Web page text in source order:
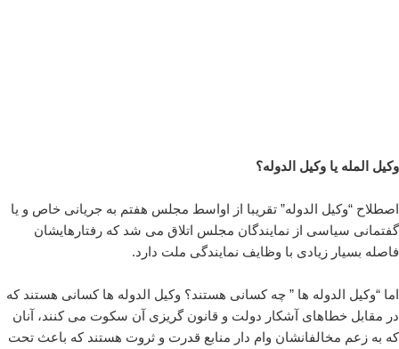
وکیل المله یا وکیل الدوله؟
اصطلاح “وکیل الدوله” تقریبا از اواسط مجلس هفتم به جریانی خاص و یا
گفتمانی سیاسی از نمایندگان مجلس اتلاق می شد که رفتارهایشان
فاصله بسیار زیادی با وظایف نمایندگی ملت دارد.
اما “وکیل الدوله ها ” چه کسانی هستند؟ وکیل الدوله ها کسانی هستند که
در مقابل خطاهای آشکار دولت و قانون گریزی آن سکوت می کنند، آنان
که به زعم مخالفانشان وام دار منابع قدرت و ثروت هستند که باعث تحت